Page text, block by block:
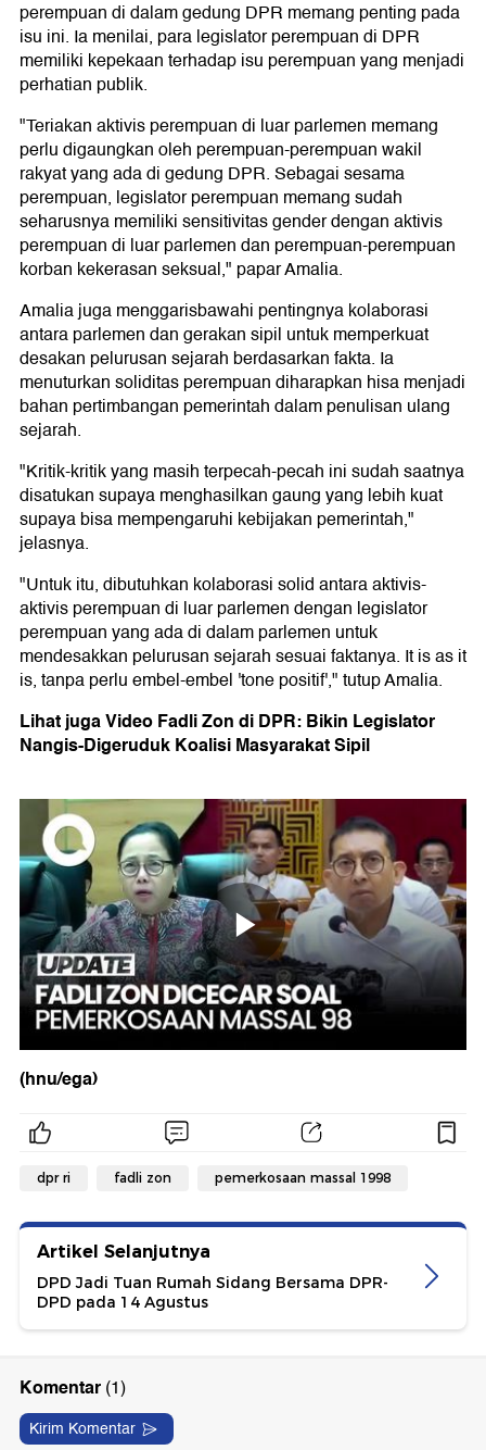
perempuan di dalam gedung DPR memang penting pada
isu ini. Ia menilai, para legislator perempuan di DPR
memiliki kepekaan terhadap isu perempuan yang menjadi
perhatian publik.
"Teriakan aktivis perempuan di luar parlemen memang
perlu digaungkan oleh perempuan-perempuan wakil
rakyat yang ada di gedung DPR. Sebagai sesama
perempuan, legislator perempuan memang sudah
seharusnya memiliki sensitivitas gender dengan aktivis
perempuan di luar parlemen dan perempuan-perempuan
korban kekerasan seksual," papar Amalia.
Amalia juga menggarisbawahi pentingnya kolaborasi
antara parlemen dan gerakan sipil untuk memperkuat
desakan pelurusan sejarah berdasarkan fakta. Ia
menuturkan soliditas perempuan diharapkan hisa menjadi
bahan pertimbangan pemerintah dalam penulisan ulang
sejarah.
"Kritik-kritik yang masih terpecah-pecah ini sudah saatnya
disatukan supaya menghasilkan gaung yang lebih kuat
supaya bisa mempengaruhi kebijakan pemerintah,"
jelasnya.
"Untuk itu, dibutuhkan kolaborasi solid antara aktivis-
aktivis perempuan di luar parlemen dengan legislator
perempuan yang ada di dalam parlemen untuk
mendesakkan pelurusan sejarah sesuai faktanya. It is as it
is, tanpa perlu embel-embel 'tone positif'," tutup Amalia.
Lihat juga Video Fadli Zon di DPR: Bikin Legislator
Nangis-Digeruduk Koalisi Masyarakat Sipil
(hnu/ega)
dpr ri fadli zon pemerkosaan massal 1998
Artikel Selanjutnya
DPD Jadi Tuan Rumah Sidang Bersama DPR-
DPD pada 14 Agustus